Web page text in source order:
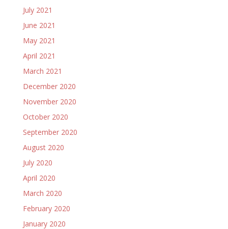
July 2021
June 2021
May 2021
April 2021
March 2021
December 2020
November 2020
October 2020
September 2020
August 2020
July 2020
April 2020
March 2020
February 2020
January 2020